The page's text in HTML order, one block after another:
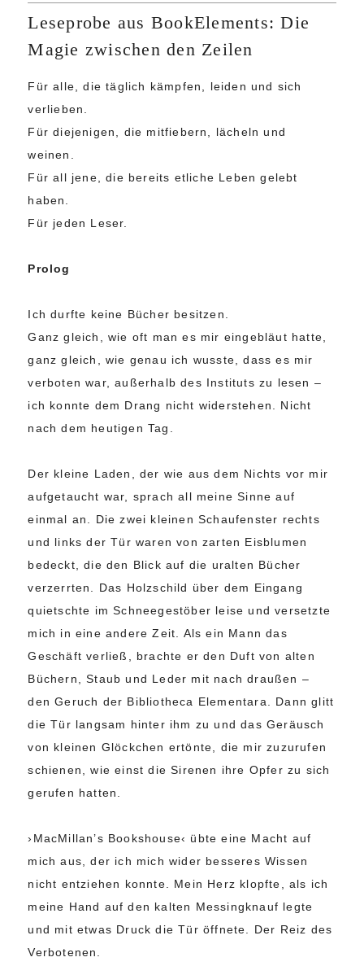
Leseprobe aus BookElements: Die
Magie zwischen den Zeilen
Für alle, die täglich kämpfen, leiden und sich
verlieben.
Für diejenigen, die mitfiebern, lächeln und
weinen.
Für all jene, die bereits etliche Leben gelebt
haben.
Für jeden Leser.
Prolog
Ich durfte keine Bücher besitzen.
Ganz gleich, wie oft man es mir eingebläut hatte,
ganz gleich, wie genau ich wusste, dass es mir
verboten war, außerhalb des Instituts zu lesen –
ich konnte dem Drang nicht widerstehen. Nicht
nach dem heutigen Tag.
Der kleine Laden, der wie aus dem Nichts vor mir
aufgetaucht war, sprach all meine Sinne auf
einmal an. Die zwei kleinen Schaufenster rechts
und links der Tür waren von zarten Eisblumen
bedeckt, die den Blick auf die uralten Bücher
verzerrten. Das Holzschild über dem Eingang
quietschte im Schneegestöber leise und versetzte
mich in eine andere Zeit. Als ein Mann das
Geschäft verließ, brachte er den Duft von alten
Büchern, Staub und Leder mit nach draußen –
den Geruch der Bibliotheca Elementara. Dann glitt
die Tür langsam hinter ihm zu und das Geräusch
von kleinen Glöckchen ertönte, die mir zuzurufen
schienen, wie einst die Sirenen ihre Opfer zu sich
gerufen hatten.
›MacMillan’s Bookshouse‹ übte eine Macht auf
mich aus, der ich mich wider besseres Wissen
nicht entziehen konnte. Mein Herz klopfte, als ich
meine Hand auf den kalten Messingknauf legte
und mit etwas Druck die Tür öffnete. Der Reiz des
Verbotenen.